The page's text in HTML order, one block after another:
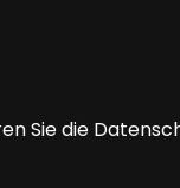
Sie die